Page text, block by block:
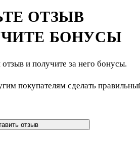
ОТЗЫВ
БОНУСЫ
и получите за него бонусы.
покупателям сделать
отзыв